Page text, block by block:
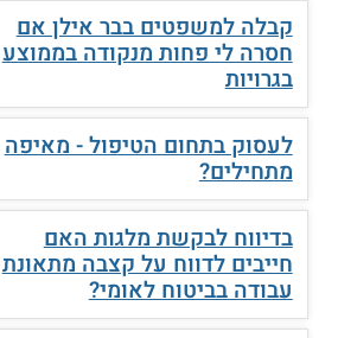
קבלה למשפטים בבר אילן אם
חסרה לי פחות מנקודה בממוצע
בגרויות
לעסוק בתחום הטיפול - מאיפה
מתחילים?
בדיווח לבקשת מלגות האם
חייבים לדווח על קצבה מתאונת
עבודה בביטוח לאומי?